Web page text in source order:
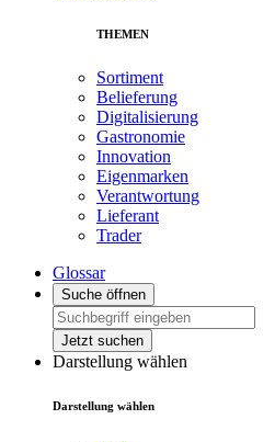
THEMEN
Sortiment
Belieferung
Digitalisierung
Gastronomie
Innovation
Eigenmarken
Verantwortung
Lieferant
Trader
Glossar
Suche öffnen
Jetzt suchen
Darstellung wählen
Darstellung wählen